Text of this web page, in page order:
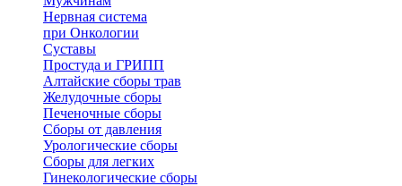
Нервная система
при Онкологии
Суставы
Простуда и ГРИПП
Алтайские сборы трав
Желудочные сборы
Печеночные сборы
Сборы от давления
Урологические сборы
Сборы для легких
Гинекологические сборы